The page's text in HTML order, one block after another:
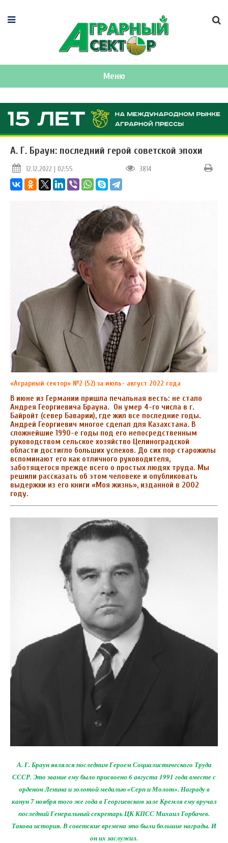
Меню
А. Г. Браун: последний герой советской эпохи
12.12.2022 | 02:55 3814
«Аграрный сектор» №2 (52) за июль- август 2022 года
В июне из Германии пришла печальная весть: не стало
Андрея Георгиевича Брауна. Он умер 4-го числа в г.
Байройт (север Баварии), где жил все последние годы.
Андрей Георгиевич многое сделал для Казахстана. В
сложнейшие 1990-е годы под его непосредственным
руководством сельское хозяйство Целиноградской
области достигло больших успехов. До сих пор старожилы
вспоминают его как отличного руководителя,
заботящегося прежде всего о простых людях труда. Мы
решили рассказать об этом человеке и опубликовать
выдержки из его книги «Моя жизнь», изданной в 2002
году.
А. Г. Браун являлся последним Героем Социалистического Труда
СССР. Это звание ему было присвоено 6 августа 1991 года вместе с
орденом Ленина и золотой медалью «Серп и Молот». Награду в
канун 7 ноября того же года в Георгиевском зале Кремля ему вручал
последний Генеральный секретарь ЦК КПСС Михаил Горбачев.
Такова история. В советские времена это были большие награды. И
он их заслужил.